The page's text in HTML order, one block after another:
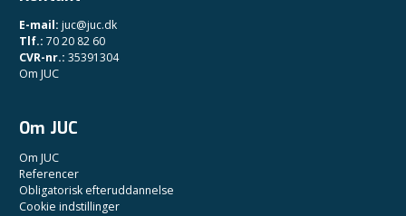
E-mail: juc@juc.dk
Tlf.: 70 20 82 60
CVR-nr.: 35391304
Om JUC
Om JUC
Om JUC
Referencer
Obligatorisk efteruddannelse
Cookie indstillinger